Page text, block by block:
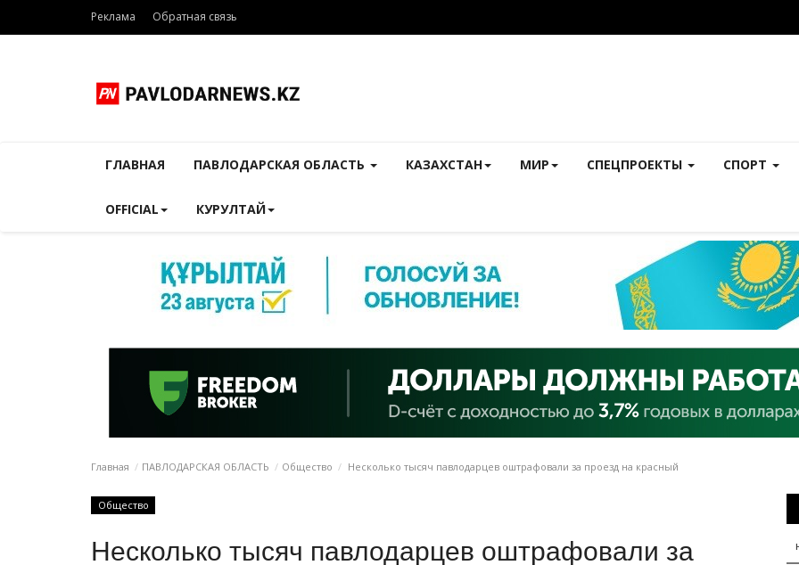
Реклама Обратная связь
ГЛАВНАЯ ПАВЛОДАРСКАЯ ОБЛАСТЬ КАЗАХСТАН МИР СПЕЦПРОЕКТЫ СПОРТ
OFFICIAL КУРУЛТАЙ
Главная ПАВЛОДАРСКАЯ ОБЛАСТЬ Общество Несколько тысяч павлодарцев оштрафовали за проезд на красный
Общество
Несколько тысяч павлодарцев оштрафовали за